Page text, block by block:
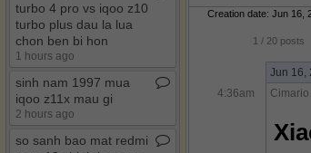
Creation date: Jun 16,
1 / 20 posts
Jun 16,
4:36am
turbo 4 pro vs iqoo z10
turbo plus dau la lua
chon ben bi hon
1 hours ago
sinh nam 1997 mua
iqoo z11x mau gi
2 hours ago
so sanh bao mat redmi